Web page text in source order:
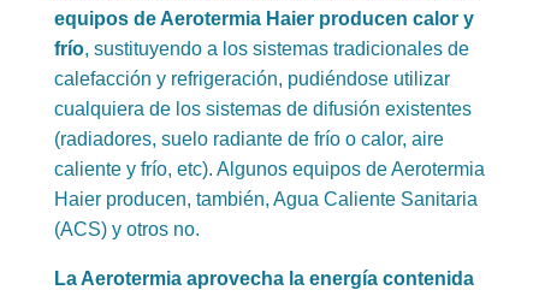
equipos de Aerotermia Haier producen calor y
frío, sustituyendo a los sistemas tradicionales de
calefacción y refrigeración, pudiéndose utilizar
cualquiera de los sistemas de difusión existentes
(radiadores, suelo radiante de frío o calor, aire
caliente y frío, etc). Algunos equipos de Aerotermia
Haier producen, también, Agua Caliente Sanitaria
(ACS) y otros no.
La Aerotermia aprovecha la energía contenida